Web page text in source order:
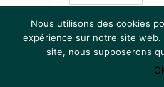
© 2012 - 2024 ·The
Nous utilisons des cookies
expérience sur notre site
site, nous supposerons